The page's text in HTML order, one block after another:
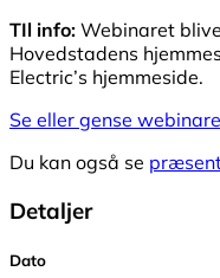
TIl info: Webinaret
Hovedstadens
Electric’s hjemmeside.
Se eller gense
Du kan også se
Detaljer
Dato